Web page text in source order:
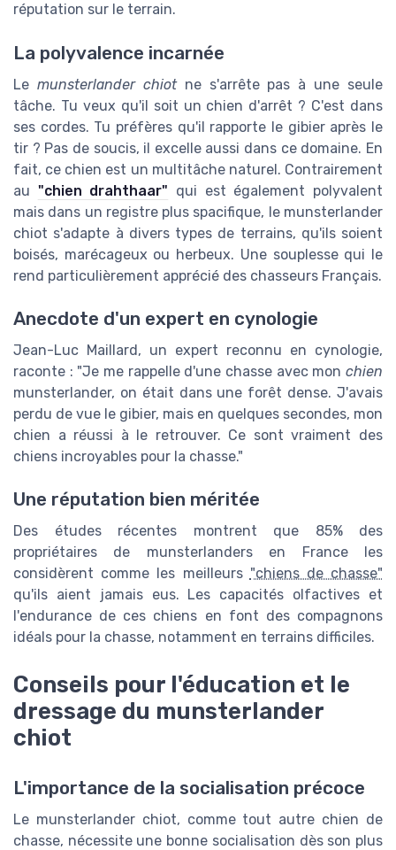
réputation sur le terrain.
La polyvalence incarnée
Le munsterlander chiotne s'arrête pas à une seule
tâche. Tu veux qu'il soit un chien d'arrêt ? C'est dans
ses cordes. Tu préfères qu'il rapporte le gibier après le
tir ? Pas de soucis, il excelle aussi dans ce domaine. En
fait, ce chien est un multitâche naturel. Contrairement
au "chien drahthaar" qui est également polyvalent
mais dans un registre plus spacifique, le munsterlander
chiot s'adapte à divers types de terrains, qu'ils soient
boisés, marécageux ou herbeux. Une souplesse qui le
rend particulièrement apprécié des chasseurs Français.
Anecdote d'un expert en cynologie
Jean-Luc Maillard, un expert reconnu en cynologie,
raconte : "Je me rappelle d'une chasse avec mon chien
munsterlander, on était dans une forêt dense. J'avais
perdu de vue le gibier, mais en quelques secondes, mon
chien a réussi à le retrouver. Ce sont vraiment des
chiens incroyables pour la chasse."
Une réputation bien méritée
Des études récentes montrent que 85% des
propriétaires de munsterlanders en France les
considèrent comme les meilleurs "chiens de chasse"
qu'ils aient jamais eus. Les capacités olfactives et
l'endurance de ces chiens en font des compagnons
idéals pour la chasse, notamment en terrains difficiles.
Conseils pour l'éducation et le
dressage du munsterlander
chiot
L'importance de la socialisation précoce
Le munsterlander chiot, comme tout autre chien de
chasse, nécessite une bonne socialisation dès son plus